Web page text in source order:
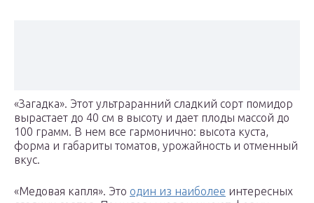
«Загадка». Этот ультраранний сладкий сорт помидор
вырастает до 40 см в высоту и дает плоды массой до
100 грамм. В нем все гармонично: высота куста,
форма и габариты томатов, урожайность и отменный
вкус.
«Медовая капля». Это один из наиболее интересных